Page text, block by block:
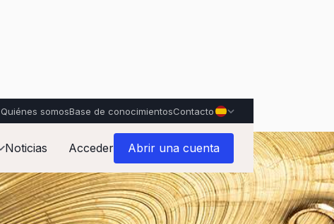
Quiénes somosBase de conocimientosContacto
Noticias Acceder Abrir una cuenta